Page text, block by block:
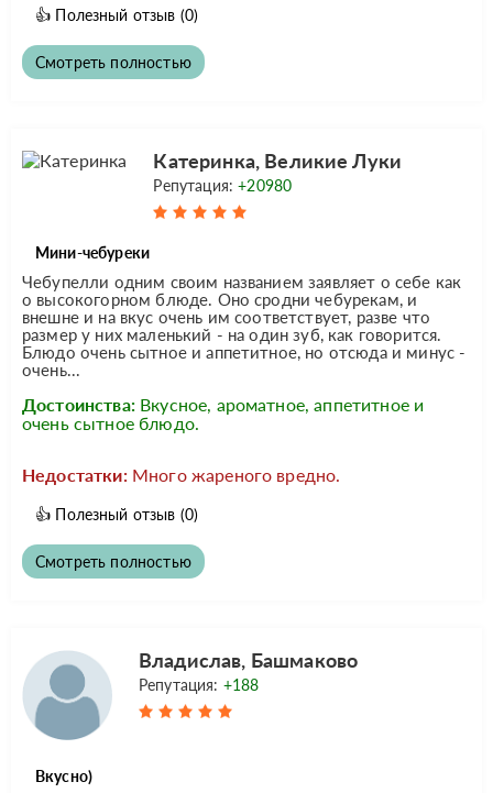
👍 Полезный отзыв (0)
Смотреть полностью
Катеринка, Великие Луки
Репутация:+20980
Мини-чебуреки
Чебупелли одним своим названием заявляет о себе как
о высокогорном блюде. Оно сродни чебурекам, и
внешне и на вкус очень им соответствует, разве что
размер у них маленький - на один зуб, как говорится.
Блюдо очень сытное и аппетитное, но отсюда и минус -
очень...
Достоинства: Вкусное, ароматное, аппетитное и
очень сытное блюдо.
Недостатки: Много жареного вредно.
👍 Полезный отзыв (0)
Смотреть полностью
Владислав, Башмаково
Репутация: +188
Вкусно)